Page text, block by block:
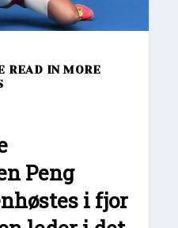
READ IN MORE
Peng
i fjor